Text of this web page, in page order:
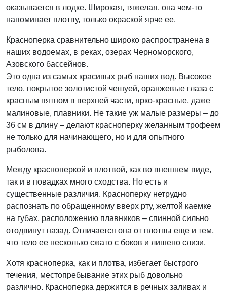
оказывается в лодке. Широкая, тяжелая, она чем-то
напоминает плотву, только окраской ярче ее.
Красноперка сравнительно широко распространена в
наших водоемах, в реках, озерах Черноморского,
Азовского бассейнов.
Это одна из самых красивых рыб наших вод. Высокое
тело, покрытое золотистой чешуей, оранжевые глаза с
красным пятном в верхней части, ярко-красные, даже
малиновые, плавники. Не такие уж малые размеры – до
36 см в длину – делают красноперку желанным трофеем
не только для начинающего, но и для опытного
рыболова.
Между красноперкой и плотвой, как во внешнем виде,
так и в повадках много сходства. Но есть и
существенные различия. Красноперку нетрудно
распознать по обращенному вверх рту, желтой каемке
на губах, расположению плавников – спинной сильно
отодвинут назад. Отличается она от плотвы еще и тем,
что тело ее несколько сжато с боков и лишено слизи.
Хотя красноперка, как и плотва, избегает быстрого
течения, местопребывание этих рыб довольно
различно. Красноперка держится в речных заливах и